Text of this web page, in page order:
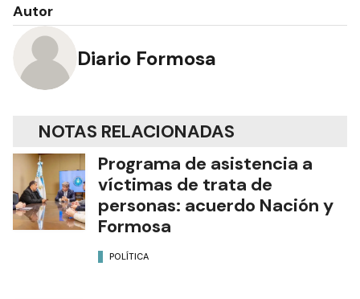
Autor
Diario Formosa
NOTAS RELACIONADAS
Programa de asistencia a
víctimas de trata de
personas: acuerdo Nación y
Formosa
POLÍTICA